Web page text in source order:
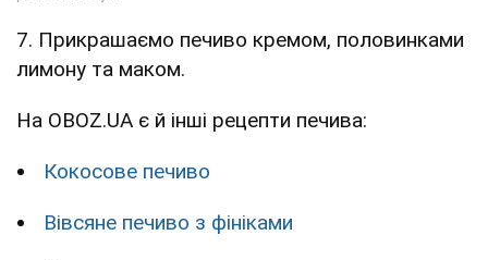
7. Прикрашаємо печиво кремом, половинками
лимону та маком.
На OBOZ.UA є й інші рецепти печива:
Кокосове печиво
Вівсяне печиво з фініками